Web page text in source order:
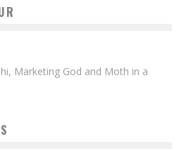
Marketing God and Moth in a